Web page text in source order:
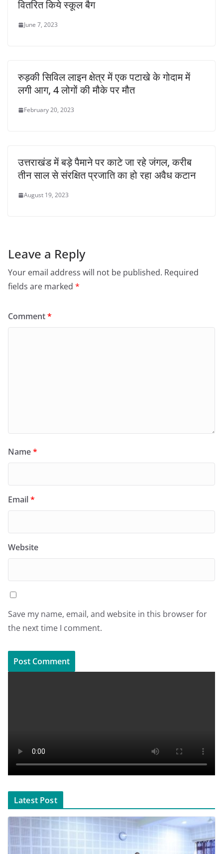
वितरित किये स्कूल बैग
June 7, 2023
रुड़की सिविल लाइन क्षेत्र में एक पटाखे के गोदाम में
लगी आग, 4 लोगों की मौके पर मौत
February 20, 2023
उत्तराखंड में बड़े पैमाने पर काटे जा रहे जंगल, करीब
तीन साल से संरक्षित प्रजाति का हो रहा अवैध कटान
August 19, 2023
Leave a Reply
Your email address will not be published. Required
fields are marked *
Comment*
Name*
Email*
Website
Save my name, email, and website in this browser for
the next time I comment.
Latest Post